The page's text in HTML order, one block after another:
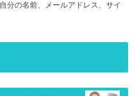
分の名前、メールアドレス、サイ